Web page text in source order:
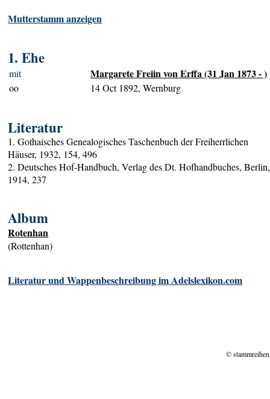
Mutterstamm anzeigen
1. Ehe
mit Margarete Freiin von Erffa (31 Jan 1873 - )
oo 14 Oct 1892, Wernburg
Literatur
1. Gothaisches Genealogisches Taschenbuch der Freiherrlichen
Häuser, 1932, 154, 496
2. Deutsches Hof-Handbuch, Verlag des Dt. Hofhandbuches, Berlin,
1914, 237
Album
Rotenhan
(Rottenhan)
Literatur und Wappenbeschreibung im Adelslexikon.com
©